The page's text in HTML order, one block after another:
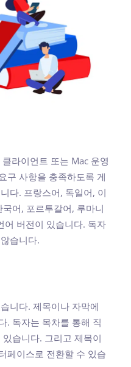
라이언트 또는 Mac 운영
구 사항을 충족하도록 게
다. 프랑스어, 독일어, 이
어, 포르투갈어, 루마니
어 버전이 있습니다. 독자
습니다.
니다. 제목이나 자막에
. 독자는 목차를 통해 직
습니다. 그리고 제목이
페이스로 전환할 수 있습